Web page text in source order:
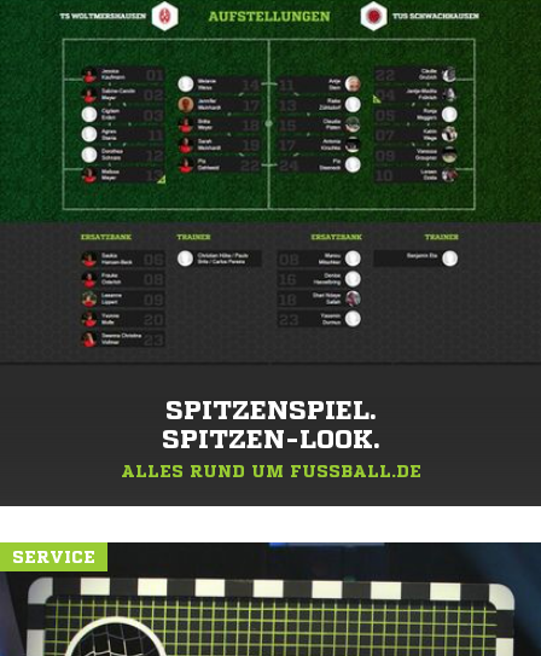
SPITZENSPIEL.
SPITZEN-LOOK.
ALLES RUND UM FUSSBALL.DE
SERVICE